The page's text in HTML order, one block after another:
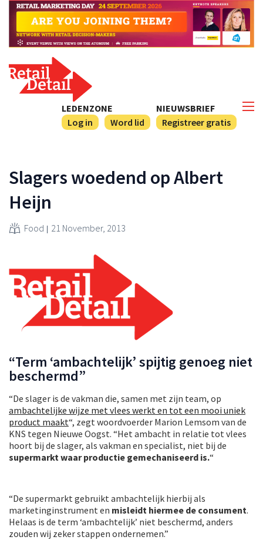
NIEUWSBRIEF
Registreer gratis
LEDENZONE
Log in
Word lid
Slagers woedend op Albert
Heijn
Food 21 November, 2013
“Term ‘ambachtelijk’ spijtig genoeg niet
beschermd”
“De slager is de vakman die, samen met zijn team, op
ambachtelijke wijze met vlees werkt en tot een mooi uniek
product maakt“, zegt woordvoerder Marion Lemsom van de
KNS tegen Nieuwe Oogst. “Het ambacht in relatie tot vlees
hoort bij de slager, als vakman en specialist, niet bij de
supermarkt waar productie gemechaniseerd is.“
“De supermarkt gebruikt ambachtelijk hierbij als
marketinginstrument en misleidt hiermee de consument.
Helaas is de term ‘ambachtelijk’ niet beschermd, anders
zouden wij zeker stappen ondernemen.”